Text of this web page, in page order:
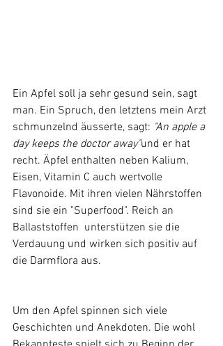
Ein Apfel soll ja sehr gesund sein, sagt
man. Ein Spruch, den letztens mein Arzt
schmunzelnd äusserte, sagt: "An apple a
day keeps the doctor away"und er hat
recht. Äpfel enthalten neben Kalium,
Eisen, Vitamin C auch wertvolle
Flavonoide. Mit ihren vielen Nährstoffen
sind sie ein "Superfood". Reich an
Ballaststoffen  unterstützen sie die
Verdauung und wirken sich positiv auf
die Darmflora aus.
Um den Apfel spinnen sich viele
Geschichten und Anekdoten. Die wohl